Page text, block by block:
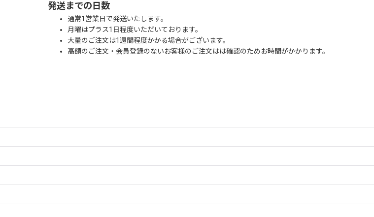
発送までの日数
通常1営業日で発送いたします。
月曜はプラス1日程度いただいております。
大量のご注文は1週間程度かかる場合がございます。
高額のご注文・会員登録のないお客様のご注文はは確認のためお時間がかかります。